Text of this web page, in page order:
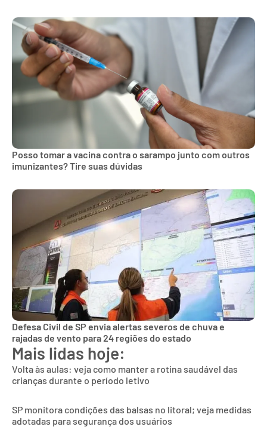
Posso tomar a vacina contra o sarampo junto com outros
imunizantes? Tire suas dúvidas
Defesa Civil de SP envia alertas severos de chuva e
rajadas de vento para 24 regiões do estado
Mais lidas hoje:
Volta às aulas: veja como manter a rotina saudável das
crianças durante o período letivo
SP monitora condições das balsas no litoral; veja medidas
adotadas para segurança dos usuários